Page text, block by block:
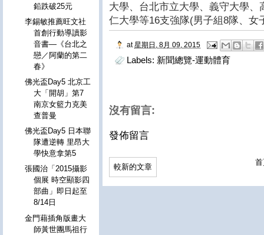
大學、台北市立大學、義守大學
仁大學等16支強隊(男子組8隊、女
at 星期日, 8月 09, 2015
Labels: 新聞總覽-運動體育
沒有留言:
發佈留言
較新的文章
鉛跌破25元
李錫敏推薦旺文社
首創行動導讀影
音書—《台北之
戀／阿蘭的第二
春》
佛光盃Day5 北京工
大「開胡」第7
南京女籃力克美
查普曼
佛光盃Day5 日本聯
隊遭逆轉 里昂大
學快意拿第5
張國治「2015攝影
個展 時空顯影四
部曲」即日起至
8/14日
金門藉插角版畫大
師黃世團馬祖行